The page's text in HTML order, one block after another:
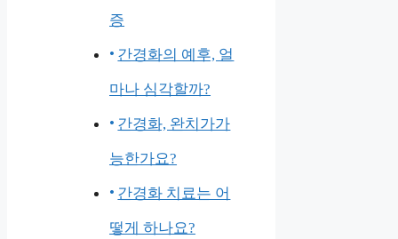
증
간경화의 예후, 얼
마나 심각할까?
간경화, 완치가가
능한가요?
간경화 치료는 어
떻게 하나요?